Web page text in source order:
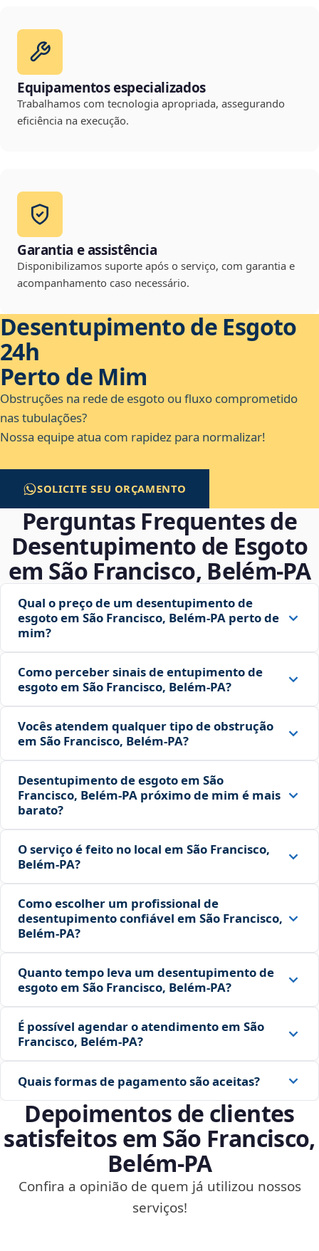
Equipamentos especializados
Trabalhamos com tecnologia apropriada, assegurando
eficiência na execução.
Garantia e assistência
Disponibilizamos suporte após o serviço, com garantia e
acompanhamento caso necessário.
Desentupimento de Esgoto
24h
Perto de Mim
Obstruções na rede de esgoto ou fluxo comprometido
nas tubulações?
Nossa equipe atua com rapidez para normalizar!
SOLICITE SEU ORÇAMENTO
Perguntas Frequentes de
Desentupimento de Esgoto
em São Francisco, Belém‑PA
Qual o preço de um desentupimento de
esgoto em São Francisco, Belém‑PA perto de
mim?
Como perceber sinais de entupimento de
esgoto em São Francisco, Belém‑PA?
Vocês atendem qualquer tipo de obstrução
em São Francisco, Belém‑PA?
Desentupimento de esgoto em São
Francisco, Belém‑PA próximo de mim é mais
barato?
O serviço é feito no local em São Francisco,
Belém‑PA?
Como escolher um profissional de
desentupimento confiável em São Francisco,
Belém‑PA?
Quanto tempo leva um desentupimento de
esgoto em São Francisco, Belém‑PA?
É possível agendar o atendimento em São
Francisco, Belém‑PA?
Quais formas de pagamento são aceitas?
Depoimentos de clientes
satisfeitos em São Francisco,
Belém‑PA
Confira a opinião de quem já utilizou nossos
serviços!